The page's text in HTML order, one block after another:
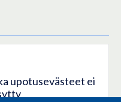
upotusevästeet ei